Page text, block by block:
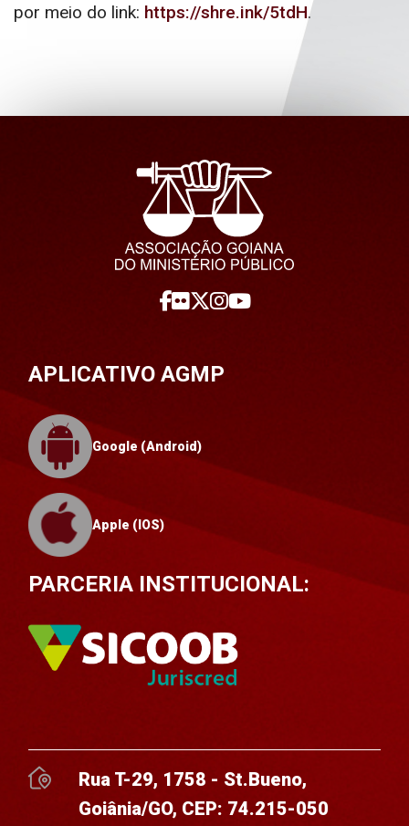
por meio do link: https://shre.ink/5tdH.
APLICATIVO AGMP
Google (Android)
Apple (IOS)
PARCERIA INSTITUCIONAL:
Rua T-29, 1758 - St.Bueno,
Goiânia/GO, CEP: 74.215-050